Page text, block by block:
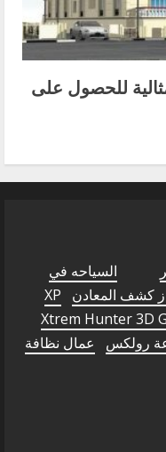
للحصول على
السياحه في
كشف المعادن
XP
Xtrem Hunter 3D
رولكس عمال نظافة